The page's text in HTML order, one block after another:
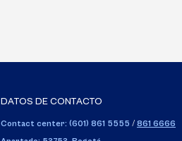
DATOS DE CONTACTO
Contact center: (601) 861 5555 / 861 6666